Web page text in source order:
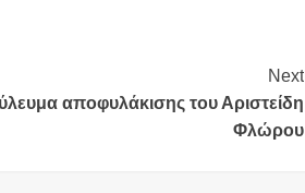
Next
αποφυλάκισης του Αριστείδη
Φλώρου